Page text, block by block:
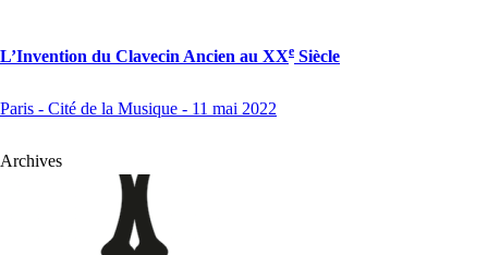
L’Invention du Clavecin Ancien au XXe Siècle
Paris - Cité de la Musique - 11 mai 2022
Archives